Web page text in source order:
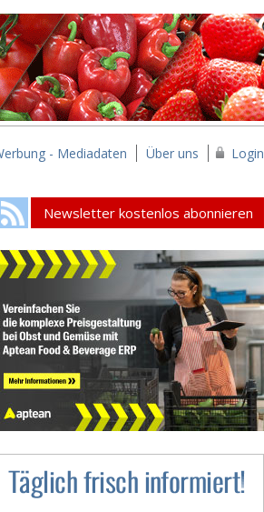
- Mediadaten Über uns Login
Newsletter kostenlos abonnieren